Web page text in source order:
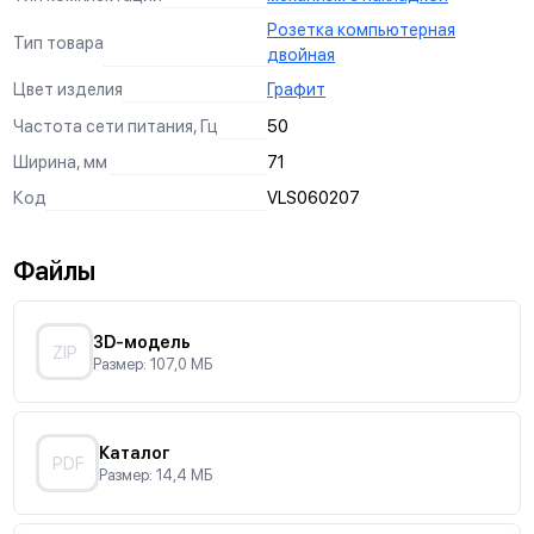
Тип товара
Розетка компьютерная
двойная
Цвет изделия
Графит
Частота сети питания, Гц
50
Ширина, мм
71
Код
VLS060207
Файлы
ZIP
3D-модель
Размер: 107,0 МБ
PDF
Каталог
Размер: 14,4 МБ